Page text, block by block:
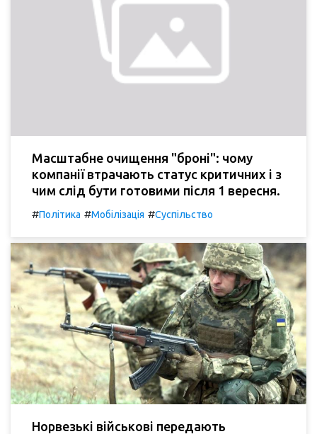
Масштабне очищення "броні": чому
компанії втрачають статус критичних і з
чим слід бути готовими після 1 вересня.
#Політика #Мобілізація #Суспільство
Норвезькі військові передають